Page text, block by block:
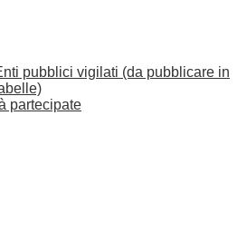
pubblici vigilati (da pubblicare in
partecipate